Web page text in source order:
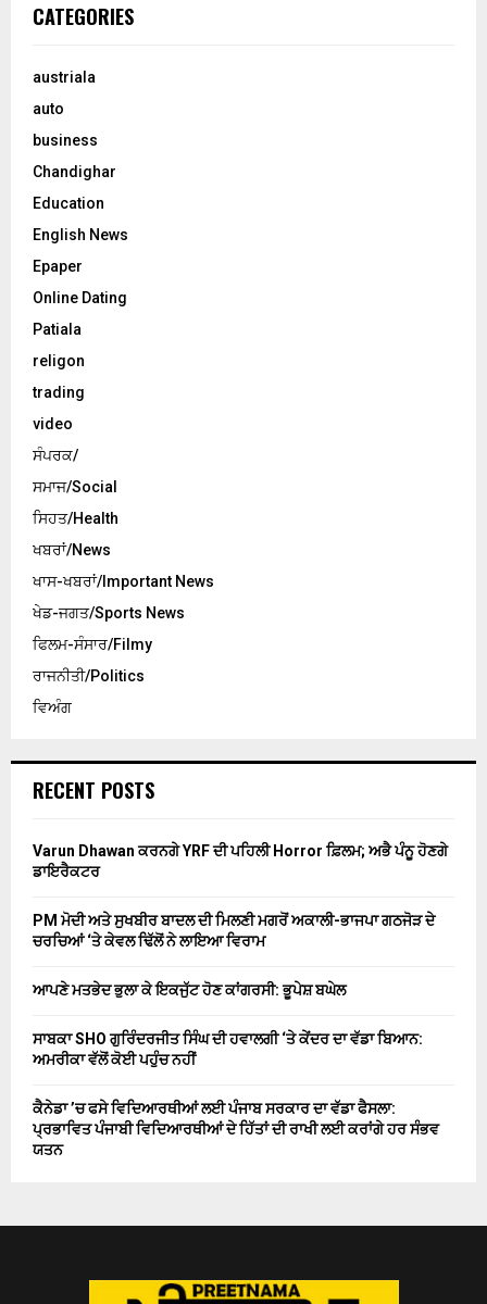
CATEGORIES
austriala
auto
business
Chandighar
Education
English News
Epaper
Online Dating
Patiala
religon
trading
video
ਸੰਪਰਕ/
ਸਮਾਜ/Social
ਸਿਹਤ/Health
ਖਬਰਾਂ/News
ਖਾਸ-ਖਬਰਾਂ/Important News
ਖੇਡ-ਜਗਤ/Sports News
ਫਿਲਮ-ਸੰਸਾਰ/Filmy
ਰਾਜਨੀਤੀ/Politics
ਵਿਅੰਗ
RECENT POSTS
Varun Dhawan ਕਰਨਗੇ YRF ਦੀ ਪਹਿਲੀ Horror ਫ਼ਿਲਮ; ਅਭੈ ਪੰਨੂ ਹੋਣਗੇ
ਡਾਇਰੈਕਟਰ
PM ਮੋਦੀ ਅਤੇ ਸੁਖਬੀਰ ਬਾਦਲ ਦੀ ਮਿਲਣੀ ਮਗਰੋਂ ਅਕਾਲੀ-ਭਾਜਪਾ ਗਠਜੋੜ ਦੇ
ਚਰਚਿਆਂ ‘ਤੇ ਕੇਵਲ ਢਿੱਲੋਂ ਨੇ ਲਾਇਆ ਵਿਰਾਮ
ਆਪਣੇ ਮਤਭੇਦ ਭੁਲਾ ਕੇ ਇਕਜੁੱਟ ਹੋਣ ਕਾਂਗਰਸੀ: ਭੂਪੇਸ਼ ਬਘੇਲ
ਸਾਬਕਾ SHO ਗੁਰਿੰਦਰਜੀਤ ਸਿੰਘ ਦੀ ਹਵਾਲਗੀ ‘ਤੇ ਕੇਂਦਰ ਦਾ ਵੱਡਾ ਬਿਆਨ:
ਅਮਰੀਕਾ ਵੱਲੋਂ ਕੋਈ ਪਹੁੰਚ ਨਹੀਂ
ਕੈਨੇਡਾ ’ਚ ਫਸੇ ਵਿਦਿਆਰਥੀਆਂ ਲਈ ਪੰਜਾਬ ਸਰਕਾਰ ਦਾ ਵੱਡਾ ਫੈਸਲਾ:
ਪ੍ਰਭਾਵਿਤ ਪੰਜਾਬੀ ਵਿਦਿਆਰਥੀਆਂ ਦੇ ਹਿੱਤਾਂ ਦੀ ਰਾਖੀ ਲਈ ਕਰਾਂਗੇ ਹਰ ਸੰਭਵ
ਯਤਨ